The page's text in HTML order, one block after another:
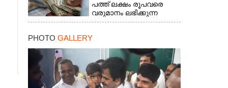
പത്ത് ലക്ഷം രൂപവരെ
വരുമാനം ലഭിക്കുന്ന
കൃഷിക്ക് ഡിമാൻഡേറുന്നു
PHOTO GALLERY